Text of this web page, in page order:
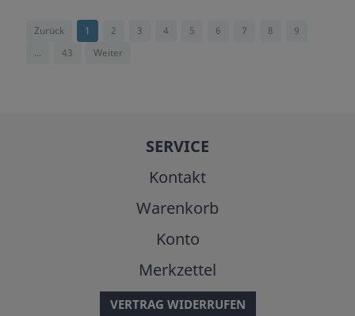
Zurück 1 2 3 4 5 6 7 8
9
...
43 Weiter
SERVICE
Kontakt
Warenkorb
Konto
Merkzettel
VERTRAG WIDERRUFEN